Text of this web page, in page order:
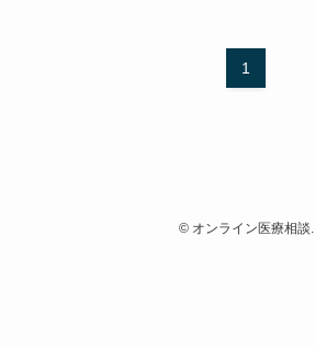
1
©オンライン医療相談.